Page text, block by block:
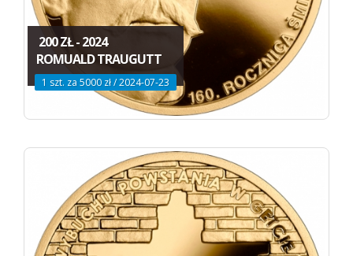
200 ZŁ - 2024
ROMUALD TRAUGUTT
1 szt. za 5000 zł / 2024-07-23